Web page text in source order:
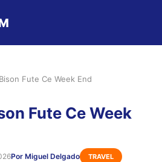
Fute Ce Week End
Fute Ce Week
Por Miguel Delgado TRAVEL